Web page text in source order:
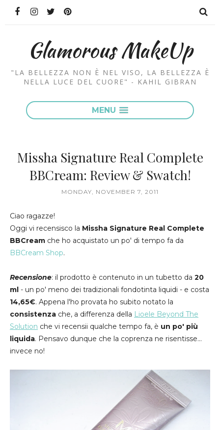
Glamorous MakeUp
"LA BELLEZZA NON È NEL VISO, LA BELLEZZA È
NELLA LUCE DEL CUORE" - KAHIL GIBRAN
MENU
Missha Signature Real Complete
BBCream: Review & Swatch!
MONDAY, NOVEMBER 7, 2011
Ciao ragazze!
Oggi vi recensisco la Missha Signature Real Complete
BBCream che ho acquistato un po' di tempo fa da
BBCream Shop.
Recensione: il prodotto è contenuto in un tubetto da 20
ml - un po' meno dei tradizionali fondotinta liquidi - e costa
14,65€. Appena l'ho provata ho subito notato la
consistenza che, a differenza della Lioele Beyond The
Solution che vi recensii qualche tempo fa, è un po' più
liquida. Pensavo dunque che la coprenza ne risentisse...
invece no!